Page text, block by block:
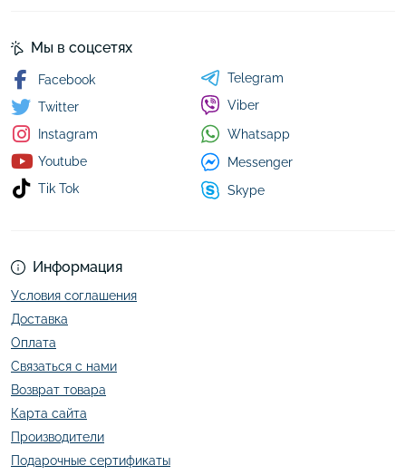
Информация
Условия соглашения
Доставка
Оплата
Связаться с нами
Возврат товара
Карта сайта
Производители
Подарочные сертификаты
Мы в соцсетях
Facebook
Twitter
Instagram
Youtube
Tik Tok
Telegram
Viber
Whatsapp
Messenger
Skype